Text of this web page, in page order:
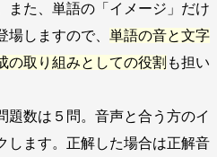
また、単語の「イメージ」だけ
しますので、 単語の音と文字
の取り組みとしての役割 も担い
数は５問。音声と合う方のイ
します。正解した場合は正解音